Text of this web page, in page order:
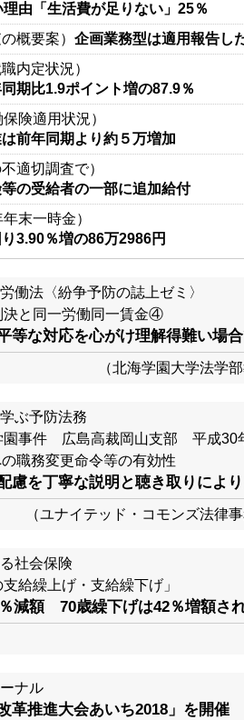
由「生活費が足りない」25％
概要案） 企画業務型は適用報告し
内定状況）
期比1.9ポイント増の87.9％
険適用状況）
前年同期より約５万増加
適切調査で）
の受給者の一部に追加給付
末一時金）
3.90％増の86万2986円
働法〈紛争予防の誌上ゼミ〉
と同一労働同一賃金④
等な対応を心がけ理解得難い場
（北海学園大学法
ぶ予防法務
事件 広島高裁岡山支部 平成30
職務変更命令等の有効性
慮を丁寧な説明と聴き取りによ
（ユナイテッド・コモンズ法
社会保険
給繰上げ・支給繰下げ」
減額 70歳繰下げは42％増額さ
ナル
革推進大会あいち2018」を開催